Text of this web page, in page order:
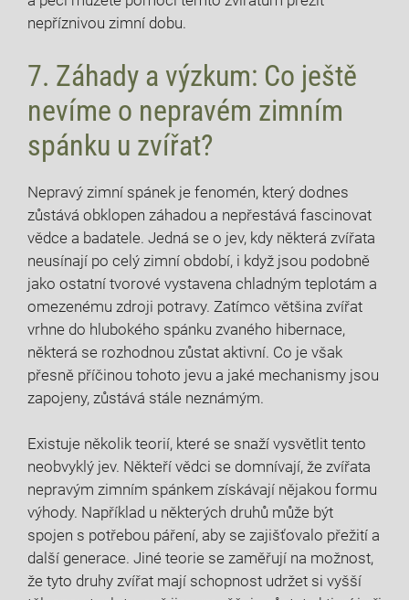
nepříznivou zimní dobu.
7. Záhady a výzkum: Co ještě
nevíme o nepravém zimním
spánku u zvířat?
Nepravý zimní spánek je fenomén, který dodnes
zůstává obklopen záhadou a nepřestává fascinovat
vědce a badatele. Jedná se o jev, kdy některá zvířata
neusínají po celý zimní období, i když jsou podobně
jako ostatní tvorové vystavena chladným teplotám a
omezenému zdroji potravy. Zatímco většina zvířat
vrhne do hlubokého spánku zvaného hibernace,
některá se rozhodnou zůstat aktivní. Co je však
přesně příčinou tohoto jevu a jaké mechanismy jsou
zapojeny, zůstává stále neznámým.
Existuje několik teorií, které se snaží vysvětlit tento
neobvyklý jev. Někteří vědci se domnívají, že zvířata
nepravým zimním spánkem získávají nějakou formu
výhody. Například u některých druhů může být
spojen s potřebou páření, aby se zajišťovalo přežití a
další generace. Jiné teorie se zaměřují na možnost,
že tyto druhy zvířat mají schopnost udržet si vyšší